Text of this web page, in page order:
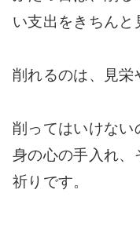
い支出をきちんと
削れるのは、見栄
削ってはいけない
身の心の手入れ、
祈りです。